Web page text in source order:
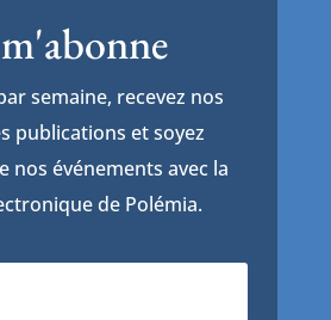
semaine, recevez nos
publications et soyez
nos événements avec la
de Polémia.